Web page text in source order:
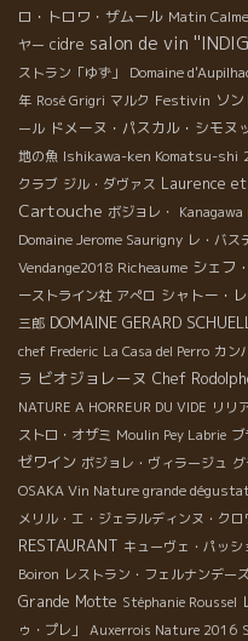
ロ・トロワ・ザムール Matin Calme
ヤー cidre salon de vin
ストラン「ゆず」
Domaine
年 Rosé Grigri マルク Festivin ソ
ール ドメーヌ・パスカル・シモヌ
地の魚 Ishikawa-ken Komatsu-shi
クラブ ジル・ダヴァス Laurence
Cartouche ボジョレ・
Domaine Jerome Saurigny レ・バス
Vendange2018 Richeaume シェフ
ーストライン社 アぺロ シャトー・
三郎 DOMAINE GERARD
chef Frederic La Casa del Perro カン
ラ ビオジョレーヌ Chef
NATURE A HORREUR DU VIDE リリ
ストロ・オザミ Moulin Pey Labrie
ゼワイン ボジョレ・ヴィラージュ
OSAKA Vin Nature grande
メリル・エ・ジェラルディンヌ・クロ
RESTAURANT キューヴェ・パッシ
Boiron レストラン・フェルナンデー
Grande Motte Stéphanie Roussel
ゥ・プレ」
Auxerrois Nature 2016